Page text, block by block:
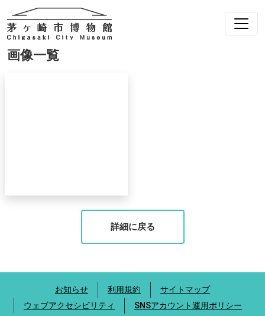
画像一覧
詳細に戻る
お知らせ 利用規約
サイトマップ
ウェブアクセシビリティ
SNSアカウント運用ポリシー